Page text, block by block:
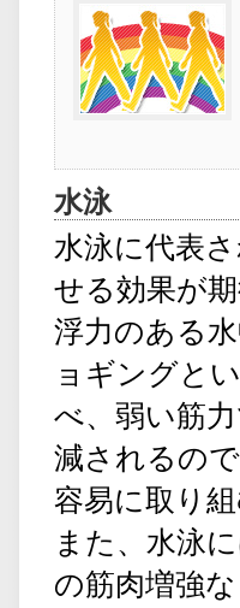
水泳
水泳に代表
せる効果が期
浮力のある
ョギングと
べ、弱い筋
減されるの
容易に取り組
また、水泳
の筋肉増強